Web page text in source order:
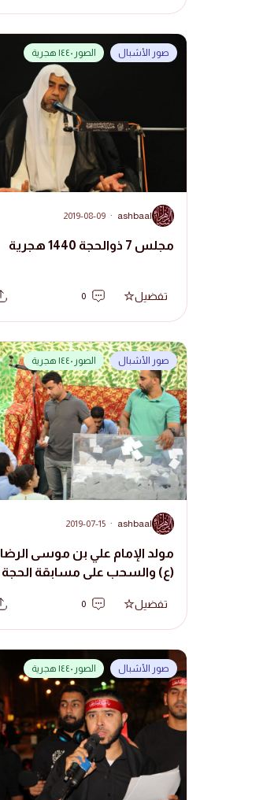
صور الأشبال الصور ١٤٤٠ هجرية
A
ashbaal
·
2019-08-09
مجلس 7 ذوالحجة 1440 هجرية
تفضيل 0
صور الأشبال الصور ١٤٤٠ هجرية
A
ashbaal
·
2019-07-15
مولد الإمام علي بن موسى الرضا
(ع) والسحب على مسابقة الحجة
تفضيل 0
صور الأشبال الصور ١٤٤٠ هجرية